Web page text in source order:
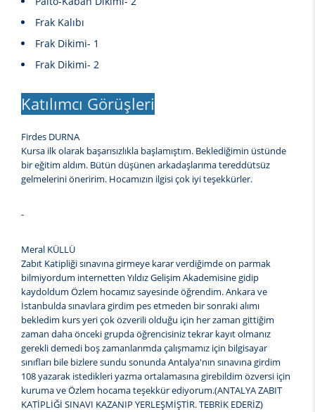
Frak Kalıbı
Frak Dikimi- 1
Frak Dikimi- 2
Katılımcı Görüşleri
Firdes DURNA
Kursa ilk olarak başarısızlıkla başlamıştım. Beklediğimin üstünde
bir eğitim aldım. Bütün düşünen arkadaşlarıma tereddütsüz
gelmelerini öneririm. Hocamızın ilgisi çok iyi teşekkürler.
-
Meral KÜLLÜ
Zabıt Katipliği sınavına girmeye karar verdiğimde on parmak
bilmiyordum internetten Yıldız Gelişim Akademisine gidip
kaydoldum Özlem hocamız sayesinde öğrendim. Ankara ve
İstanbulda sınavlara girdim pes etmeden bir sonraki alımı
bekledim kurs yeri çok özverili olduğu için her zaman gittiğim
zaman daha önceki grupda öğrencisiniz tekrar kayıt olmanız
gerekli demedi boş zamanlarımda çalışmamız için bilgisayar
sınıfları bile bizlere sundu sonunda Antalya'nın sınavına girdim
108 yazarak istedikleri yazma ortalamasına girebildim özversi için
kuruma ve Özlem hocama teşekkür ediyorum.(ANTALYA ZABIT
KATİPLİĞİ SINAVI KAZANIP YERLEŞMİŞTİR. TEBRİK EDERİZ)